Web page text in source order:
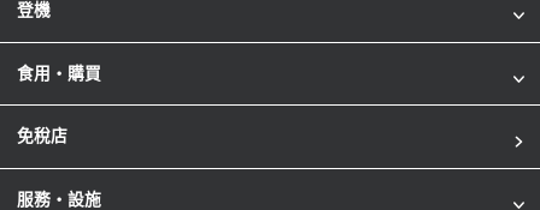
登機
食用・購買
免稅店
服務・設施